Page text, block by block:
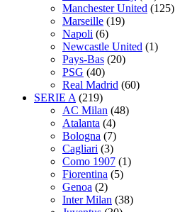
Manchester United (125)
Marseille (19)
Napoli (6)
Newcastle United (1)
Pays-Bas (20)
PSG (40)
Real Madrid (60)
SERIE A (219)
AC Milan (48)
Atalanta (4)
Bologna (7)
Cagliari (3)
Como 1907 (1)
Fiorentina (5)
Genoa (2)
Inter Milan (38)